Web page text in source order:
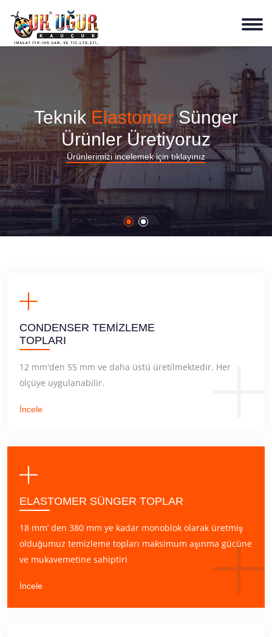
TeknikElastomerSünger
Ürünler Üretiyoruz
Ürünlerimizi incelemek için tıklayınız
CONDENSER TEMİZLEME
TOPLARI
12 mm'den 55 mm ve daha üstü üretilmektedir. Her
ölçüye uygulanabilir.
İncele
ELASTOMER SÜNGER TOPLAR
18 mm’ den 380 mm ye kadar monoblok olarak üretmiş
olduğumuz temizleme topları maksimum aşınma gücüne
ve mukavemetine sahiptiri
İncele